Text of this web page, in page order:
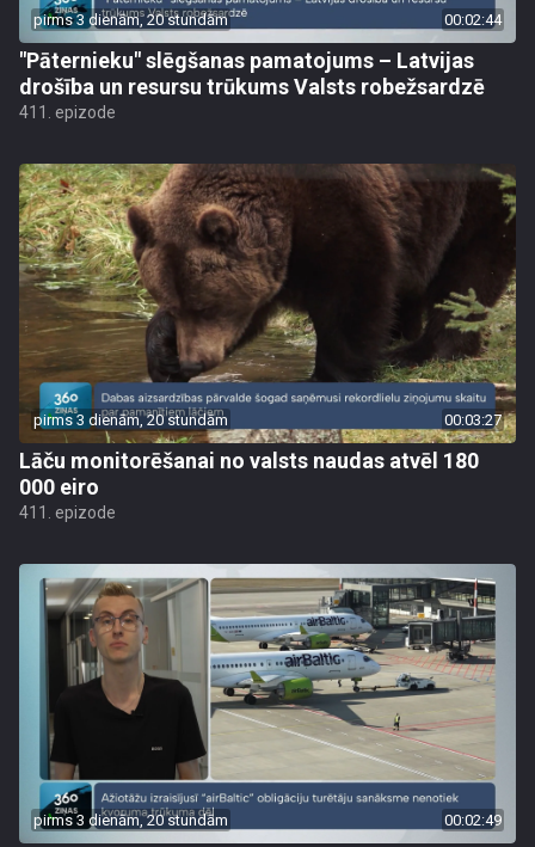
pirms 3 dienām, 20 stundām 00:02:44
"Pāternieku" slēgšanas pamatojums – Latvijas
drošība un resursu trūkums Valsts robežsardzē
411. epizode
pirms 3 dienām, 20 stundām 00:03:27
Lāču monitorēšanai no valsts naudas atvēl 180
000 eiro
411. epizode
pirms 3 dienām, 20 stundām 00:02:49